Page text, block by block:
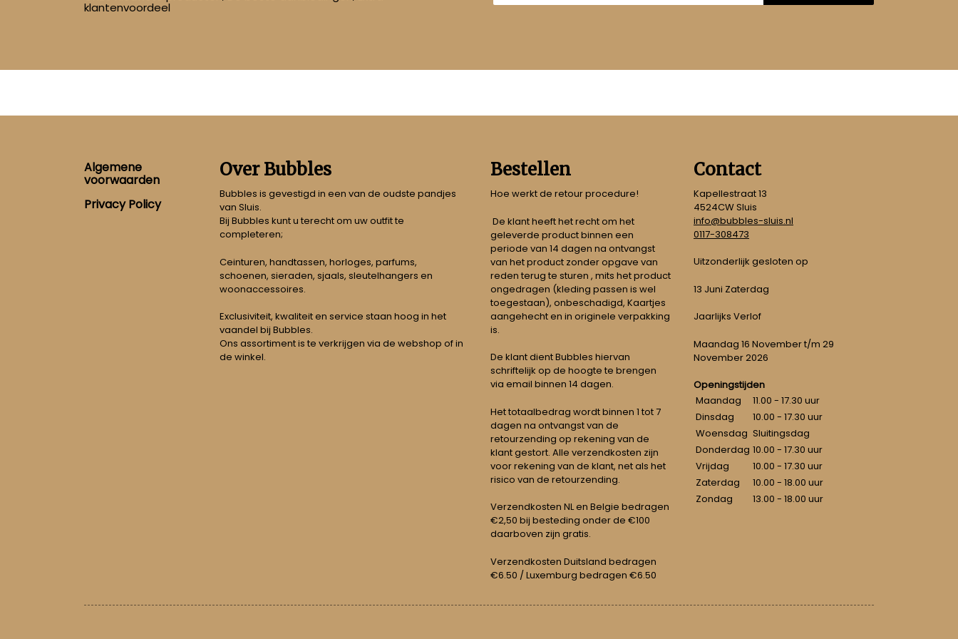
klantenvoordeel
Footer
Algemene
voorwaarden
Privacy Policy
Over Bubbles
Bubbles is gevestigd in een van de oudste pandjes
van Sluis.
Bij Bubbles kunt u terecht om uw outfit te
completeren;
Ceinturen, handtassen, horloges, parfums,
schoenen, sieraden, sjaals, sleutelhangers en
woonaccessoires.
Exclusiviteit, kwaliteit en service staan hoog in het
vaandel bij Bubbles.
Ons assortiment is te verkrijgen via de webshop of in
de winkel.
Bestellen
Hoe werkt de retour procedure!
De klant heeft het recht om het
geleverde product binnen een
periode van 14 dagen na ontvangst
van het product zonder opgave van
reden terug te sturen , mits het product
ongedragen (kleding passen is wel
toegestaan), onbeschadigd, Kaartjes
aangehecht en in originele verpakking
is.
De klant dient Bubbles hiervan
schriftelijk op de hoogte te brengen
via email binnen 14 dagen.
Het totaalbedrag wordt binnen 1 tot 7
dagen na ontvangst van de
retourzending op rekening van de
klant gestort. Alle verzendkosten zijn
voor rekening van de klant, net als het
risico van de retourzending.
Verzendkosten NL en Belgie bedragen
€2,50 bij besteding onder de €100
daarboven zijn gratis.
Verzendkosten Duitsland bedragen
€6.50 / Luxemburg bedragen €6.50
Contact
Kapellestraat 13
4524CW Sluis
info@bubbles-sluis.nl
0117-308473
Uitzonderlijk gesloten op
13 Juni Zaterdag
Jaarlijks Verlof
Maandag 16 November t/m 29
November 2026
Openingstijden
Maandag
11.00 - 17.30 uur
Dinsdag
10.00 - 17.30 uur
Woensdag Sluitingsdag
Donderdag 10.00 - 17.30 uur
Vrijdag
10.00 - 17.30 uur
Zaterdag
10.00 - 18.00 uur
Zondag
13.00 - 18.00 uur